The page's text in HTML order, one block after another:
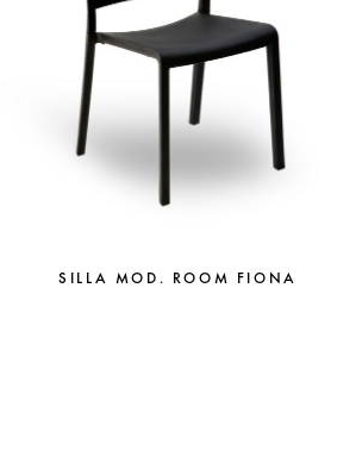
SILLA MOD. ROOM FIONA